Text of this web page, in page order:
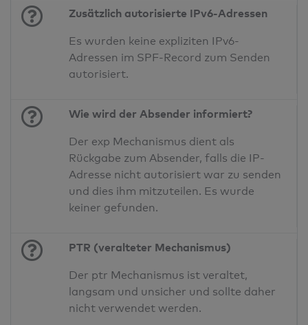
Zusätzlich autorisierte IPv6-Adressen
Es wurden keine expliziten IPv6-
Adressen im SPF-Record zum Senden
autorisiert.
Wie wird der Absender informiert?
Der exp Mechanismus dient als
Rückgabe zum Absender, falls die IP-
Adresse nicht autorisiert war zu senden
und dies ihm mitzuteilen. Es wurde
keiner gefunden.
PTR (veralteter Mechanismus)
Der ptr Mechanismus ist veraltet,
langsam und unsicher und sollte daher
nicht verwendet werden.